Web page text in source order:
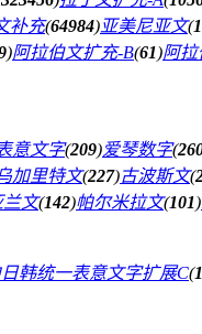
补充(64984)亚美尼亚文(
)阿拉伯文扩充-B(61)阿拉
意文字(209)爱琴数字(
加里特文(227)古波斯文(
兰文(142)帕尔米拉文(101)
韩统一表意文字扩展C(